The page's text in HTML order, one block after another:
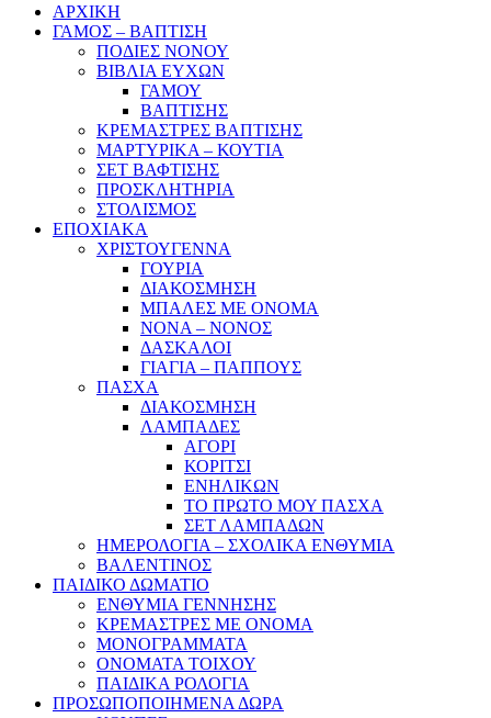
ΑΡΧΙΚΗ
ΓΑΜΟΣ – ΒΑΠΤΙΣΗ
ΠΟΔΙΕΣ ΝΟΝΟΥ
ΒΙΒΛΙΑ ΕΥΧΩΝ
ΓΑΜΟΥ
ΒΑΠΤΙΣΗΣ
ΚΡΕΜΑΣΤΡΕΣ ΒΑΠΤΙΣΗΣ
ΜΑΡΤΥΡΙΚΑ – ΚΟΥΤΙΑ
ΣΕΤ ΒΑΦΤΙΣΗΣ
ΠΡΟΣΚΛΗΤΗΡΙΑ
ΣΤΟΛΙΣΜΟΣ
ΕΠΟΧΙΑΚΑ
ΧΡΙΣΤΟΥΓΕΝΝΑ
ΓΟΥΡΙΑ
ΔΙΑΚΟΣΜΗΣΗ
ΜΠΑΛΕΣ ΜΕ ΟΝΟΜΑ
ΝΟΝΑ – ΝΟΝΟΣ
ΔΑΣΚΑΛΟΙ
ΓΙΑΓΙΑ – ΠΑΠΠΟΥΣ
ΠΑΣΧΑ
ΔΙΑΚΟΣΜΗΣΗ
ΛΑΜΠΑΔΕΣ
ΑΓΟΡΙ
ΚΟΡΙΤΣΙ
ΕΝΗΛΙΚΩΝ
ΤΟ ΠΡΩΤΟ ΜΟΥ ΠΑΣΧΑ
ΣΕΤ ΛΑΜΠΑΔΩΝ
ΗΜΕΡΟΛΟΓΙΑ – ΣΧΟΛΙΚΑ ΕΝΘΥΜΙΑ
ΒΑΛΕΝΤΙΝΟΣ
ΠΑΙΔΙΚΟ ΔΩΜΑΤΙΟ
ΕΝΘΥΜΙΑ ΓΕΝΝΗΣΗΣ
ΚΡΕΜΑΣΤΡΕΣ ΜΕ ΟΝΟΜΑ
ΜΟΝΟΓΡΑΜΜΑΤΑ
ΟΝΟΜΑΤΑ ΤΟΙΧΟΥ
ΠΑΙΔΙΚΑ ΡΟΛΟΓΙΑ
ΠΡΟΣΩΠΟΠΟΙΗΜΕΝΑ ΔΩΡΑ